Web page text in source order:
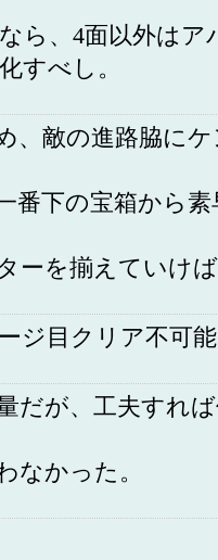
ら、4面以外はア
すべし。
、敵の進路脇に
番下の宝箱から
ーを揃えていけ
ジ目クリア不可能
だが、工夫すれ
なかった。